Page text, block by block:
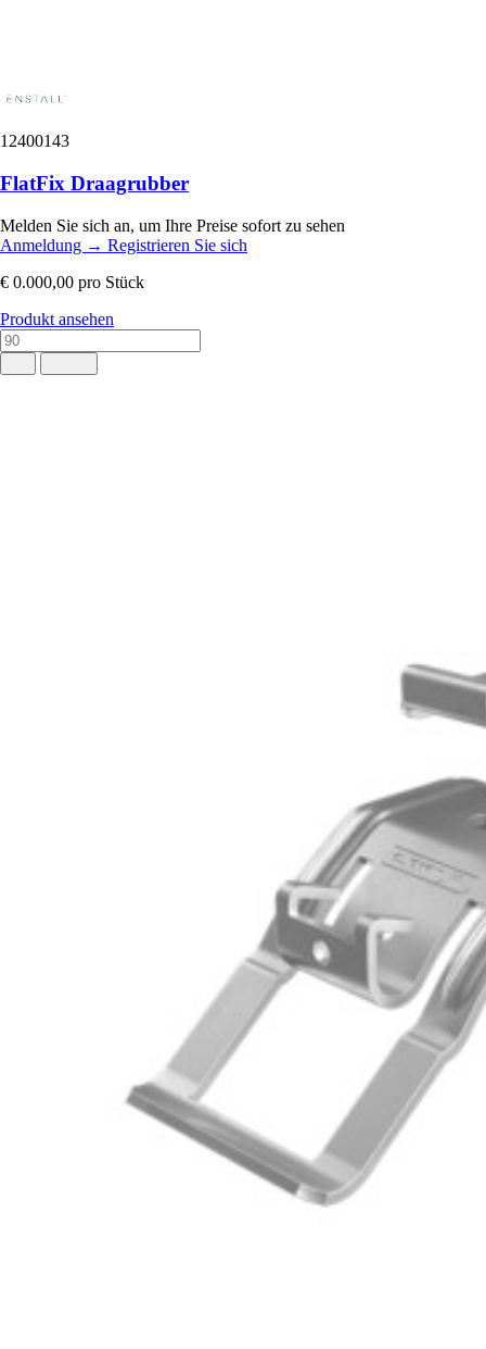
12400143
FlatFix Draagrubber
Melden Sie sich an, um Ihre Preise sofort zu sehen
Anmeldung → Registrieren Sie sich
€ 0.000,00 pro Stück
Produkt ansehen